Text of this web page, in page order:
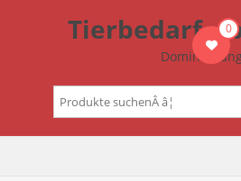
Tierbedarf –
Dominik
0
Suchen
nach: